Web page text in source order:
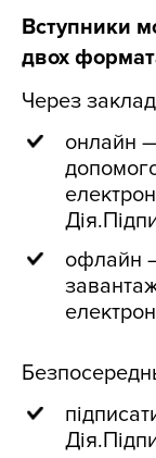
Вступники
двох
Через заклад
онлайн
офлайн